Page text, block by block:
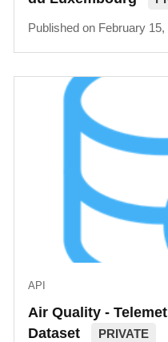
Published on February
Air Quality -
Dataset
PRIVATE
API